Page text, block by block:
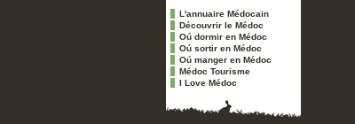
L'annuaire Médocain
Découvrir le Médoc
Oú dormir en Médoc
Oú sortir en Médoc
Oú manger en Médoc
Médoc Tourisme
I Love Médoc